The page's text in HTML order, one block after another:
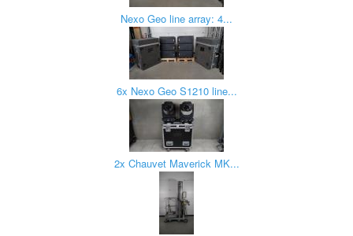
Nexo Geo line array: 4...
6x Nexo Geo S1210 line...
2x Chauvet Maverick MK...